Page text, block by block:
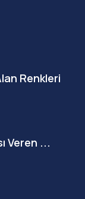
Renkleri
Veren ...